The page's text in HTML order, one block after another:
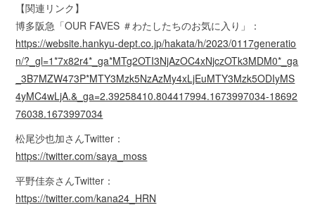
【関連リンク】
博多阪急「OUR FAVES ＃わたしたちのお気に入り」：
https://website.hankyu-dept.co.jp/hakata/h/2023/0117generatio
n/?_gl=1*7x82r4*_ga*MTg2OTI3NjAzOC4xNjczOTk3MDM0*_ga
_3B7MZW473P*MTY3Mzk5NzAzMy4xLjEuMTY3Mzk5ODIyMS
4yMC4wLjA.&_ga=2.39258410.804417994.1673997034-18692
76038.1673997034
松尾沙也加さんTwitter：
https://twitter.com/saya_moss
平野佳奈さんTwitter：
https://twitter.com/kana24_HRN